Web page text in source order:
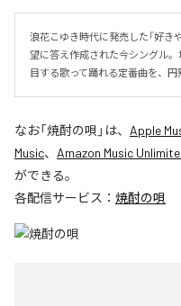
浪花こゆき時代に発売した「好き
望に答え作成された今シングル
目する歌って踊れる定番曲を、
なお「焼酎の唄 」は、 Apple
Music、 Amazon Music
ができる。
各配信サービス： 焼酎の唄